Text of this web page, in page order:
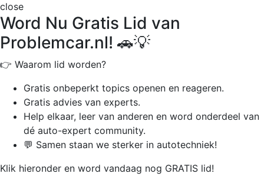
close
Word Nu Gratis Lid van
Problemcar.nl! 🚗💡
👉 Waarom lid worden?
Gratis onbeperkt topics openen en reageren.
Gratis advies van experts.
Help elkaar, leer van anderen en word onderdeel van
dé auto-expert community.
💬 Samen staan we sterker in autotechniek!
Klik hieronder en word vandaag nog GRATIS lid!